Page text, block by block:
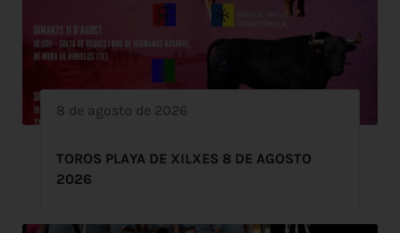
8 de agosto de 2026
TOROS PLAYA DE XILXES 8 DE AGOSTO
2026